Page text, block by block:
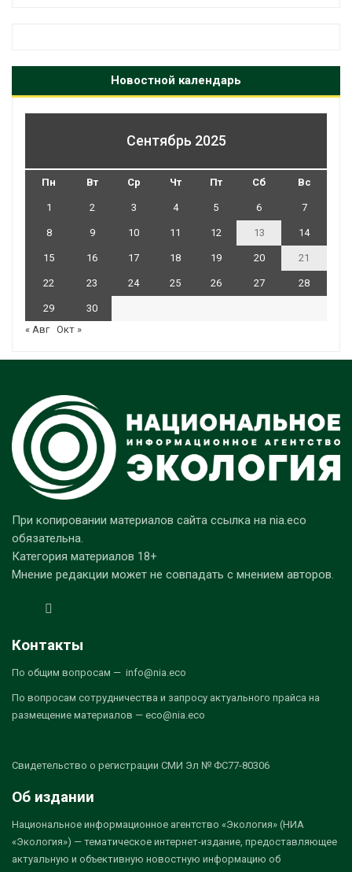
Новостной календарь
Сентябрь 2025
Пн Вт Ср Чт Пт Сб Вс
1 2 3 4 5 6 7
8 9 10 11 12 13 14
15 16 17 18 19 20 21
22 23 24 25 26 27 28
29
30
« Авг Окт »
При копировании материалов сайта ссылка на nia.eco
обязательна.
Категория материалов 18+
Мнение редакции может не совпадать с мнением авторов.
Контакты
По общим вопросам — info@nia.eco
По вопросам сотрудничества и запросу актуального прайса на
размещение материалов — eco@nia.eco
Свидетельство о регистрации СМИ Эл № ФС77-80306
Об издании
Национальное информационное агентство «Экология» (НИА
«Экология») — тематическое интернет-издание, предоставляющее
актуальную и объективную новостную информацию об